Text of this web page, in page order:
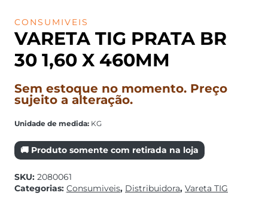
CONSUMIVEIS
VARETA TIG PRATA BR
30 1,60 X 460MM
Sem estoque no momento. Preço
sujeito a alteração.
Unidade de medida: KG
🚚 Produto somente com retirada na loja
SKU: 2080061
Categorias: Consumiveis, Distribuidora, Vareta TIG